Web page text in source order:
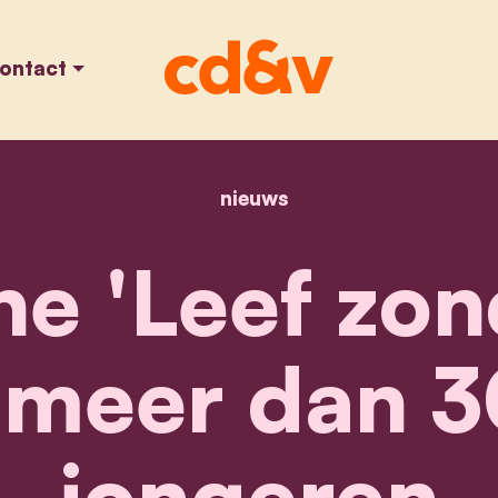
home
nieuwscampagne 'leef
'Leef
dan